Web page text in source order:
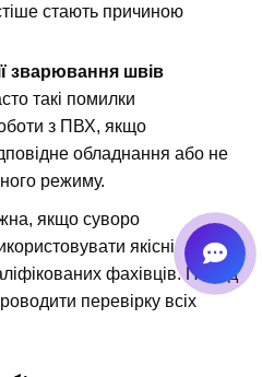
стають причиною
зварювання швів
такі помилки
з ПВХ, якщо
обладнання або не
режиму.
якщо суворо
якісні
фахівців. Перед
перевірку всіх